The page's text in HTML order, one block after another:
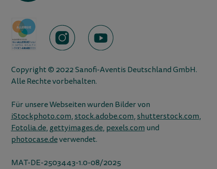
Copyright © 2022 Sanofi-Aventis Deutschland GmbH.
Alle Rechte vorbehalten.
Für unsere Webseiten wurden Bilder von
iStockphoto.com,stock.adobe.com,shutterstock.com,
Fotolia.de,gettyimages.de, pexels.comund
photocase.deverwendet.
MAT-DE-2503443-1.0-08/2025